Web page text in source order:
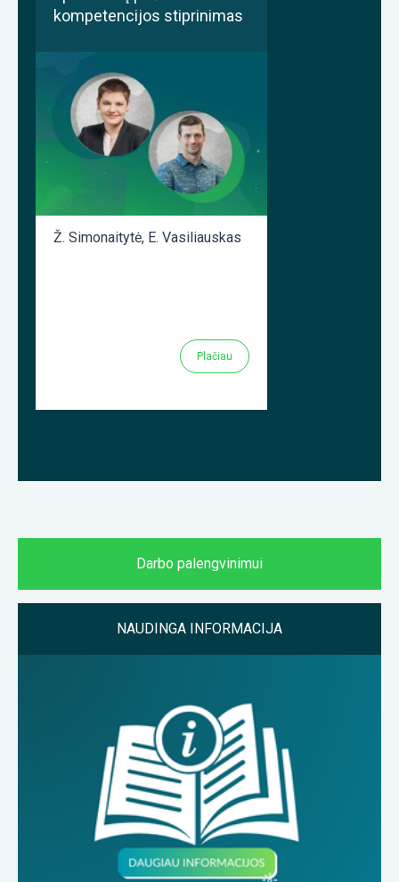
kompetencijos stiprinimas
Ž. Simonaitytė, E. Vasiliauskas
Plačiau
Darbo palengvinimui
NAUDINGA INFORMACIJA